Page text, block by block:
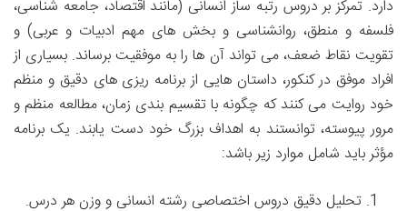
دارد. تمرکز بر دروس رتبه ساز انسانی (مانند اقتصاد، جامعه شناسی،
فلسفه و منطق، روانشناسی و بخش های مهم ادبیات و عربی) و
تقویت نقاط ضعف، می تواند آن ها را به موفقیت برساند. بسیاری از
افراد موفق در کنکور، داستان هایی از برنامه ریزی های دقیق و منظم
خود روایت می کنند که چگونه با تقسیم بندی زمان، مطالعه منظم و
مرور پیوسته، توانستند به اهداف بزرگ خود دست یابند. یک برنامه
مؤثر باید شامل موارد زیر باشد:
تحلیل دقیق دروس اختصاصی رشته انسانی و وزن هر درس.